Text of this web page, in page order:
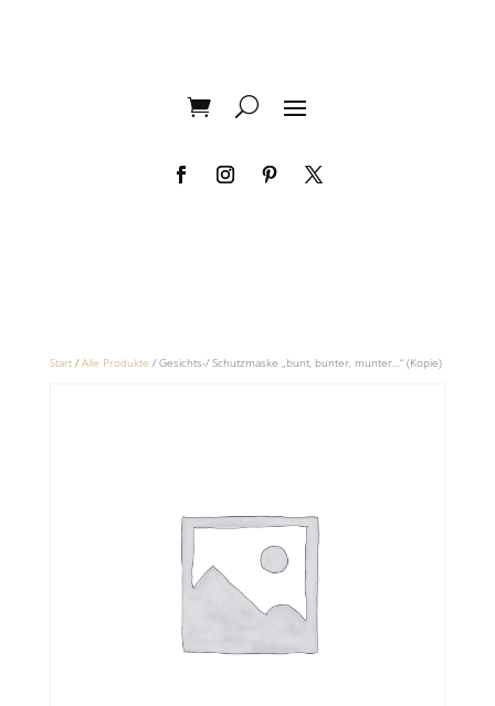
Start/ Alle Produkte / Gesichts-/ Schutzmaske „bunt, bunter, munter…“ (Kopie)